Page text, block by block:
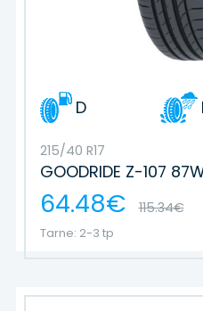
D
215/40 R17
GOODRIDE Z-107
64.48€ 115.34€
Tarne: 2-3 tp